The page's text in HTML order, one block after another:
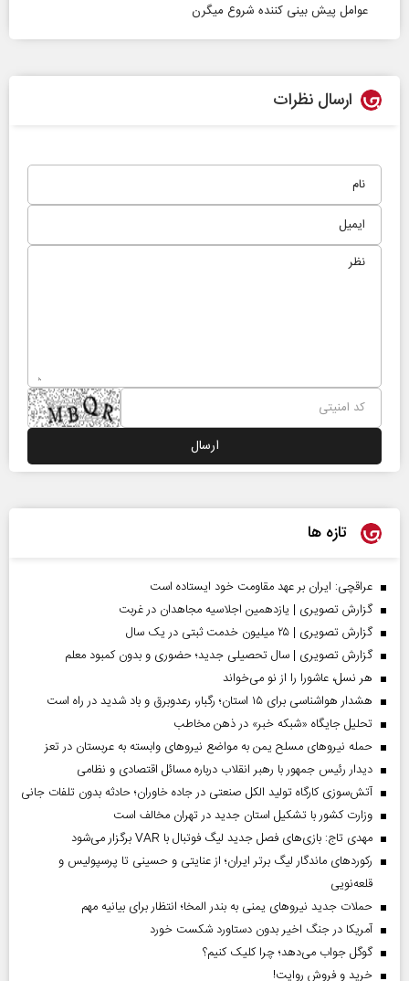
عوامل پیش بینی کننده شروع میگرن
ارسال نظرات
تازه ها
عراقچی: ایران بر عهد مقاومت خود ایستاده است
گزارش تصویری | یازدهمین اجلاسیه مجاهدان در غربت
گزارش تصویری | ۲۵ میلیون خدمت ثبتی در یک سال
گزارش تصویری | سال تحصیلی جدید؛ حضوری و بدون کمبود معلم
هر نسل، عاشورا را از نو می‌خواند
هشدار هواشناسی برای ۱۵ استان؛ رگبار، رعدوبرق و باد شدید در راه است
تحلیل جایگاه «شبکه خبر» در ذهن مخاطب
حمله نیروهای مسلح یمن به مواضع نیروهای وابسته به عربستان در تعز
دیدار رئیس‌ جمهور با رهبر انقلاب درباره مسائل اقتصادی و نظامی
آتش‌سوزی کارگاه تولید الکل صنعتی در جاده خاوران؛ حادثه بدون تلفات جانی
وزارت کشور با تشکیل استان جدید در تهران مخالف است
مهدی تاج: بازی‌های فصل جدید لیگ فوتبال با VAR برگزار می‌شود
رکورد‌های ماندگار لیگ برتر ایران؛ از عنایتی و حسینی تا پرسپولیس و
قلعه‌نویی
حملات جدید نیروهای یمنی به بندر المخا؛ انتظار برای بیانیه مهم
آمریکا در جنگ اخیر بدون دستاورد شکست خورد
گوگل جواب می‌دهد؛ چرا کلیک کنیم؟
خرید و فروش روایت!